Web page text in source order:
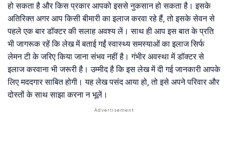
हो सकता है और किस प्रकार आपको इससे नुकसान हो सकता है। इसके
अतिरिक्त अगर आप किसी बीमारी का इलाज करवा रहे हैं, तो इसके सेवन से
पहले एक बार डॉक्टर की सलाह अवश्य लें। साथ ही आप इस बात के प्रति
भी जागरूक रहें कि लेख में बताई गईं स्वास्थ्य समस्याओं का इलाज सिर्फ
लेमन टी के जरिए किया जाना संभव नहीं है। गंभीर अवस्था में डॉक्टर से
इलाज करवाना भी जरूरी है। उम्मीद है कि इस लेख में दी गई जानकारी आपके
लिए मददगार साबित होगी। यह लेख पसंद आया हो, तो इसे अपने परिवार और
दोस्तों के साथ साझा करना न भूलें।